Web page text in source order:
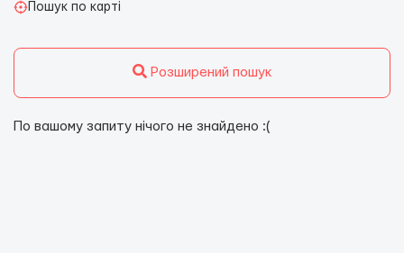
Пошук по карті
Розширений пошук
По вашому запиту нічого не знайдено :(